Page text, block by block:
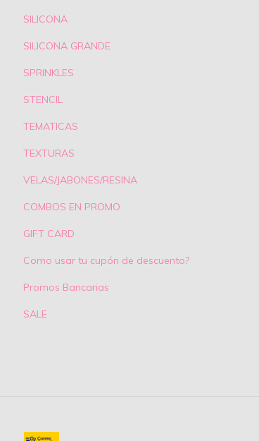
SILICONA
SILICONA GRANDE
SPRINKLES
STENCIL
TEMATICAS
TEXTURAS
VELAS/JABONES/RESINA
COMBOS EN PROMO
GIFT CARD
Como usar tu cupón de descuento?
Promos Bancarias
SALE